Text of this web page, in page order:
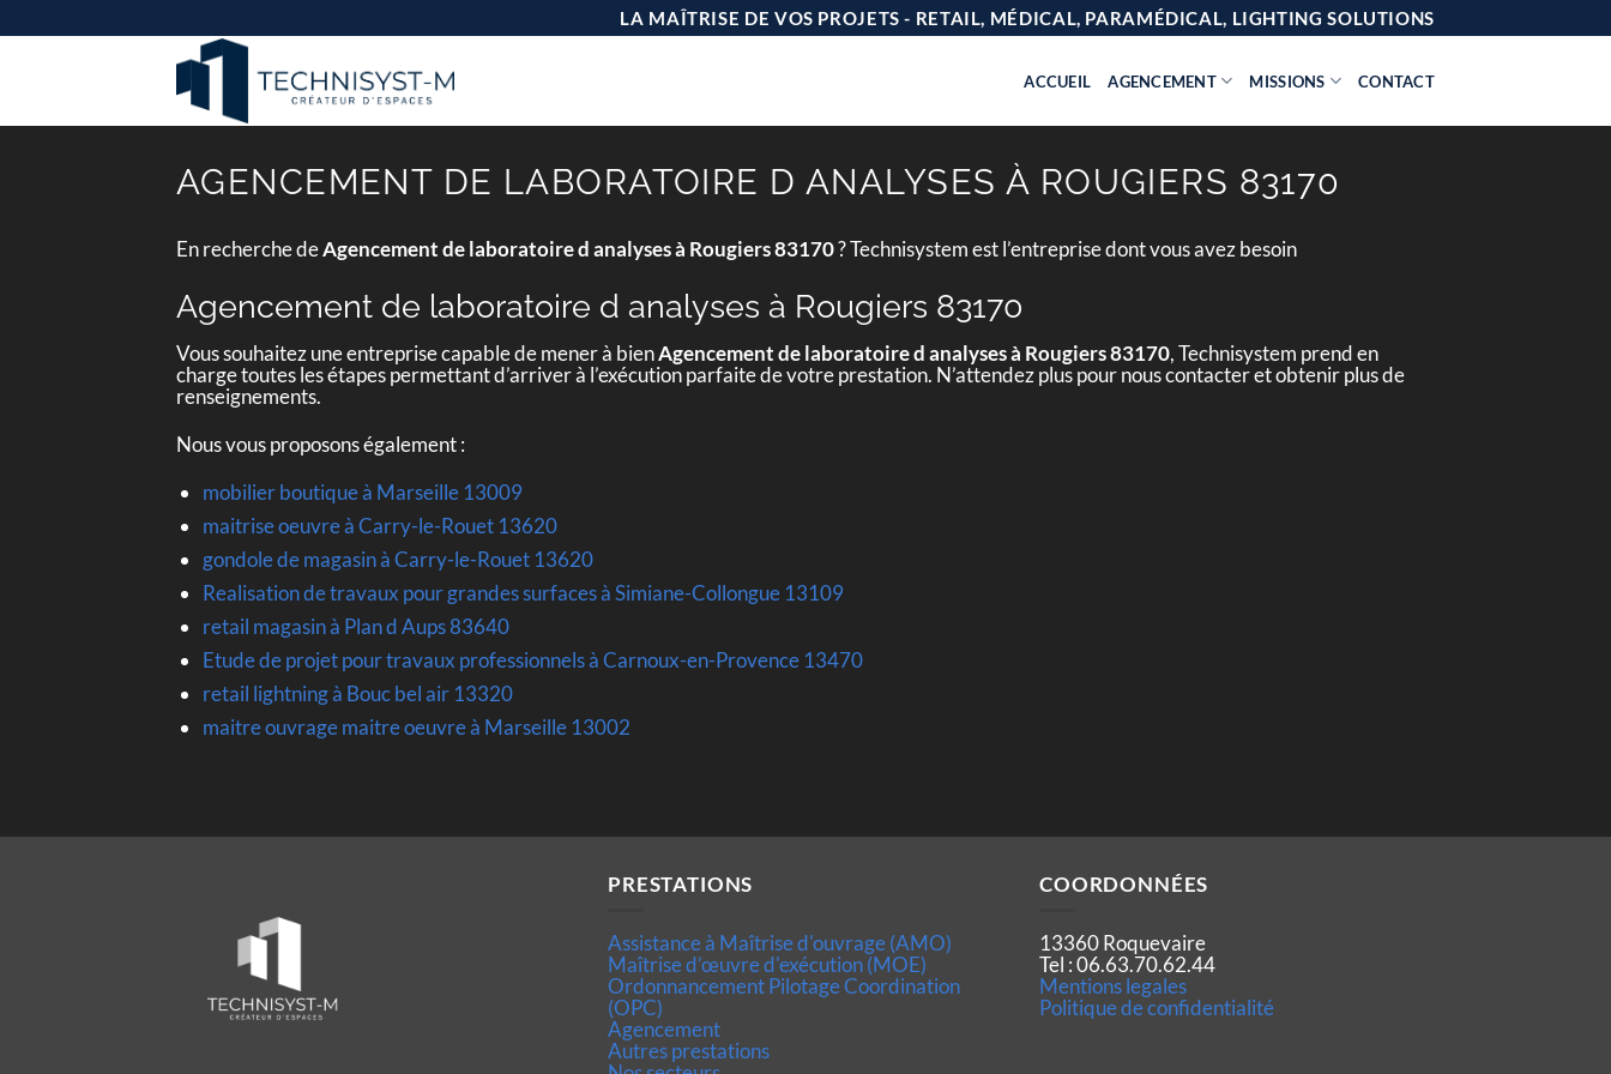
au
LA MAÎTRISE DE VOS PROJETS - RETAIL, MÉDICAL, PARAMÉDICAL, LIGHTING SOLUTIONS
ACCUEIL AGENCEMENT MISSIONS CONTACT
AGENCEMENT DE LABORATOIRE D ANALYSES À ROUGIERS 83170
En recherche deAgencement de laboratoire d analyses à Rougiers 83170? Technisystem est l’entreprise dont vous avez besoin
Agencement de laboratoire d analyses à Rougiers 83170
Vous souhaitez une entreprise capable de mener à bienAgencement de laboratoire d analyses à Rougiers 83170, Technisystem prend en
charge toutes les étapes permettant d’arriver à l’exécution parfaite de votre prestation. N’attendez plus pour nous contacter et obtenir plus de
renseignements.
Nous vous proposons également :
mobilier boutique à Marseille 13009
maitrise oeuvre à Carry-le-Rouet 13620
gondole de magasin à Carry-le-Rouet 13620
Realisation de travaux pour grandes surfaces à Simiane-Collongue 13109
retail magasin à Plan d Aups 83640
Etude de projet pour travaux professionnels à Carnoux-en-Provence 13470
retail lightning à Bouc bel air 13320
maitre ouvrage maitre oeuvre à Marseille 13002
PRESTATIONS
Assistance à Maîtrise d'ouvrage (AMO)
Maîtrise d’œuvre d'exécution (MOE)
Ordonnancement Pilotage Coordination
(OPC)
Agencement
Autres prestations
COORDONNÉES
13360 Roquevaire
Tel : 06.63.70.62.44
Mentions legales
Politique de confidentialité